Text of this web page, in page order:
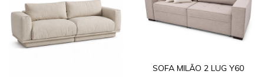
SOFA MILÃO 2 LUG Y60